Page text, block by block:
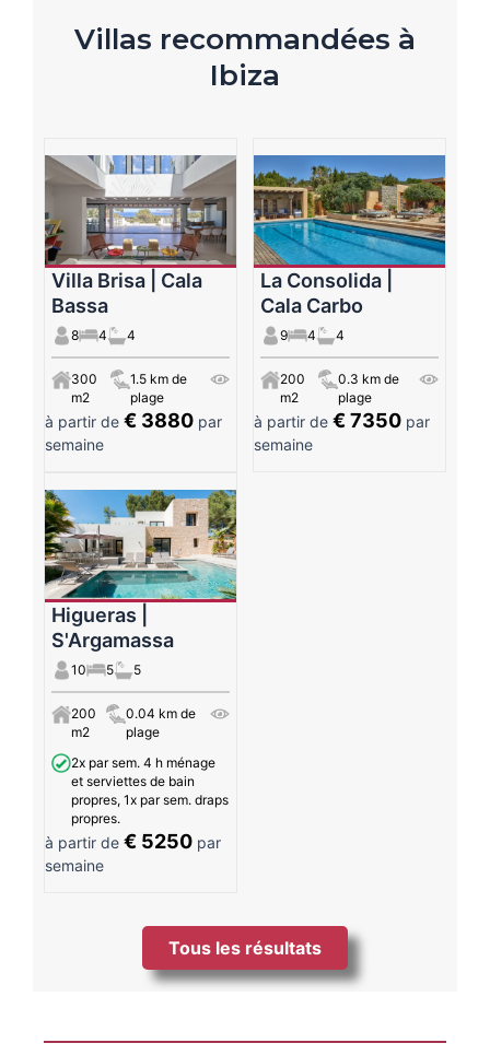
Villas recommandées à
Ibiza
Villa Brisa | Cala
Bassa
8 4 4
300
m2
1.5 km de
plage
à partir de € 3880 par
semaine
La Consolida |
Cala Carbo
9 4 4
200
m2
0.3 km de
plage
à partir de€ 7350 par
semaine
Higueras |
S'Argamassa
10 5 5
200
m2
0.04 km de
plage
2x par sem. 4 h ménage
et serviettes de bain
propres, 1x par sem. draps
propres.
à partir de € 5250 par
semaine
Tous les résultats